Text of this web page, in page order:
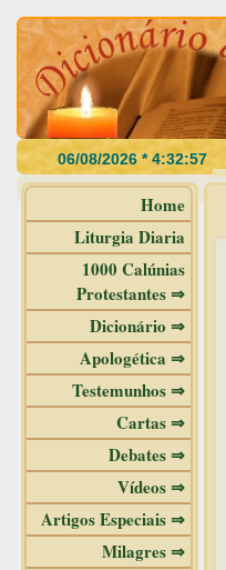
Home
Liturgia Diaria
1000 Calúnias
Protestantes ⇒
Dicionário ⇒
Apologética ⇒
Testemunhos ⇒
Cartas ⇒
Debates ⇒
Vídeos ⇒
Artigos Especiais ⇒
Milagres ⇒